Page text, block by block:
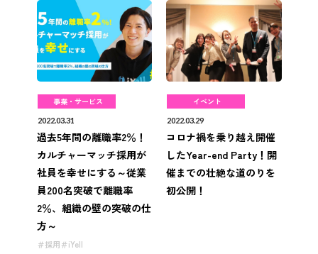
事業・サービス
2022.03.31
過去5年間の離職率2％！
カルチャーマッチ採用が
社員を幸せにする～従業
員200名突破で離職率
2％、組織の壁の突破の仕
方～
採用 iYell
イベント
2022.03.29
コロナ禍を乗り越え開催
したYear-end Party！開
催までの壮絶な道のりを
初公開！